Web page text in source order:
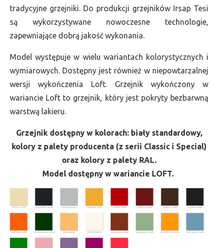
tradycyjne grzejniki. Do produkcji grzejników Irsap Tesi
są wykorzystywane nowoczesne technologie,
zapewniające dobrą jakość wykonania.
Model występuje w wielu wariantach kolorystycznych i
wymiarowych. Dostępny jest również w niepowtarzalnej
wersji wykończenia Loft. Grzejnik wykończony w
wariancie Loft to grzejnik, który jest pokryty bezbarwną
warstwą lakieru.
Grzejnik dostępny w kolorach: biały standardowy,
kolory z palety producenta (z serii Classic i Special)
oraz kolory z palety RAL.
Model dostępny w wariancie LOFT.